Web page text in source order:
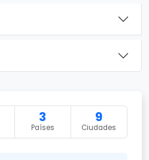
3
Países
9
Ciudades